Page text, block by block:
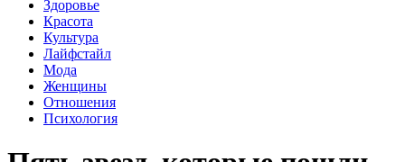
Здоровье
Красота
Культура
Лайфстайл
Мода
Женщины
Отношения
Психология